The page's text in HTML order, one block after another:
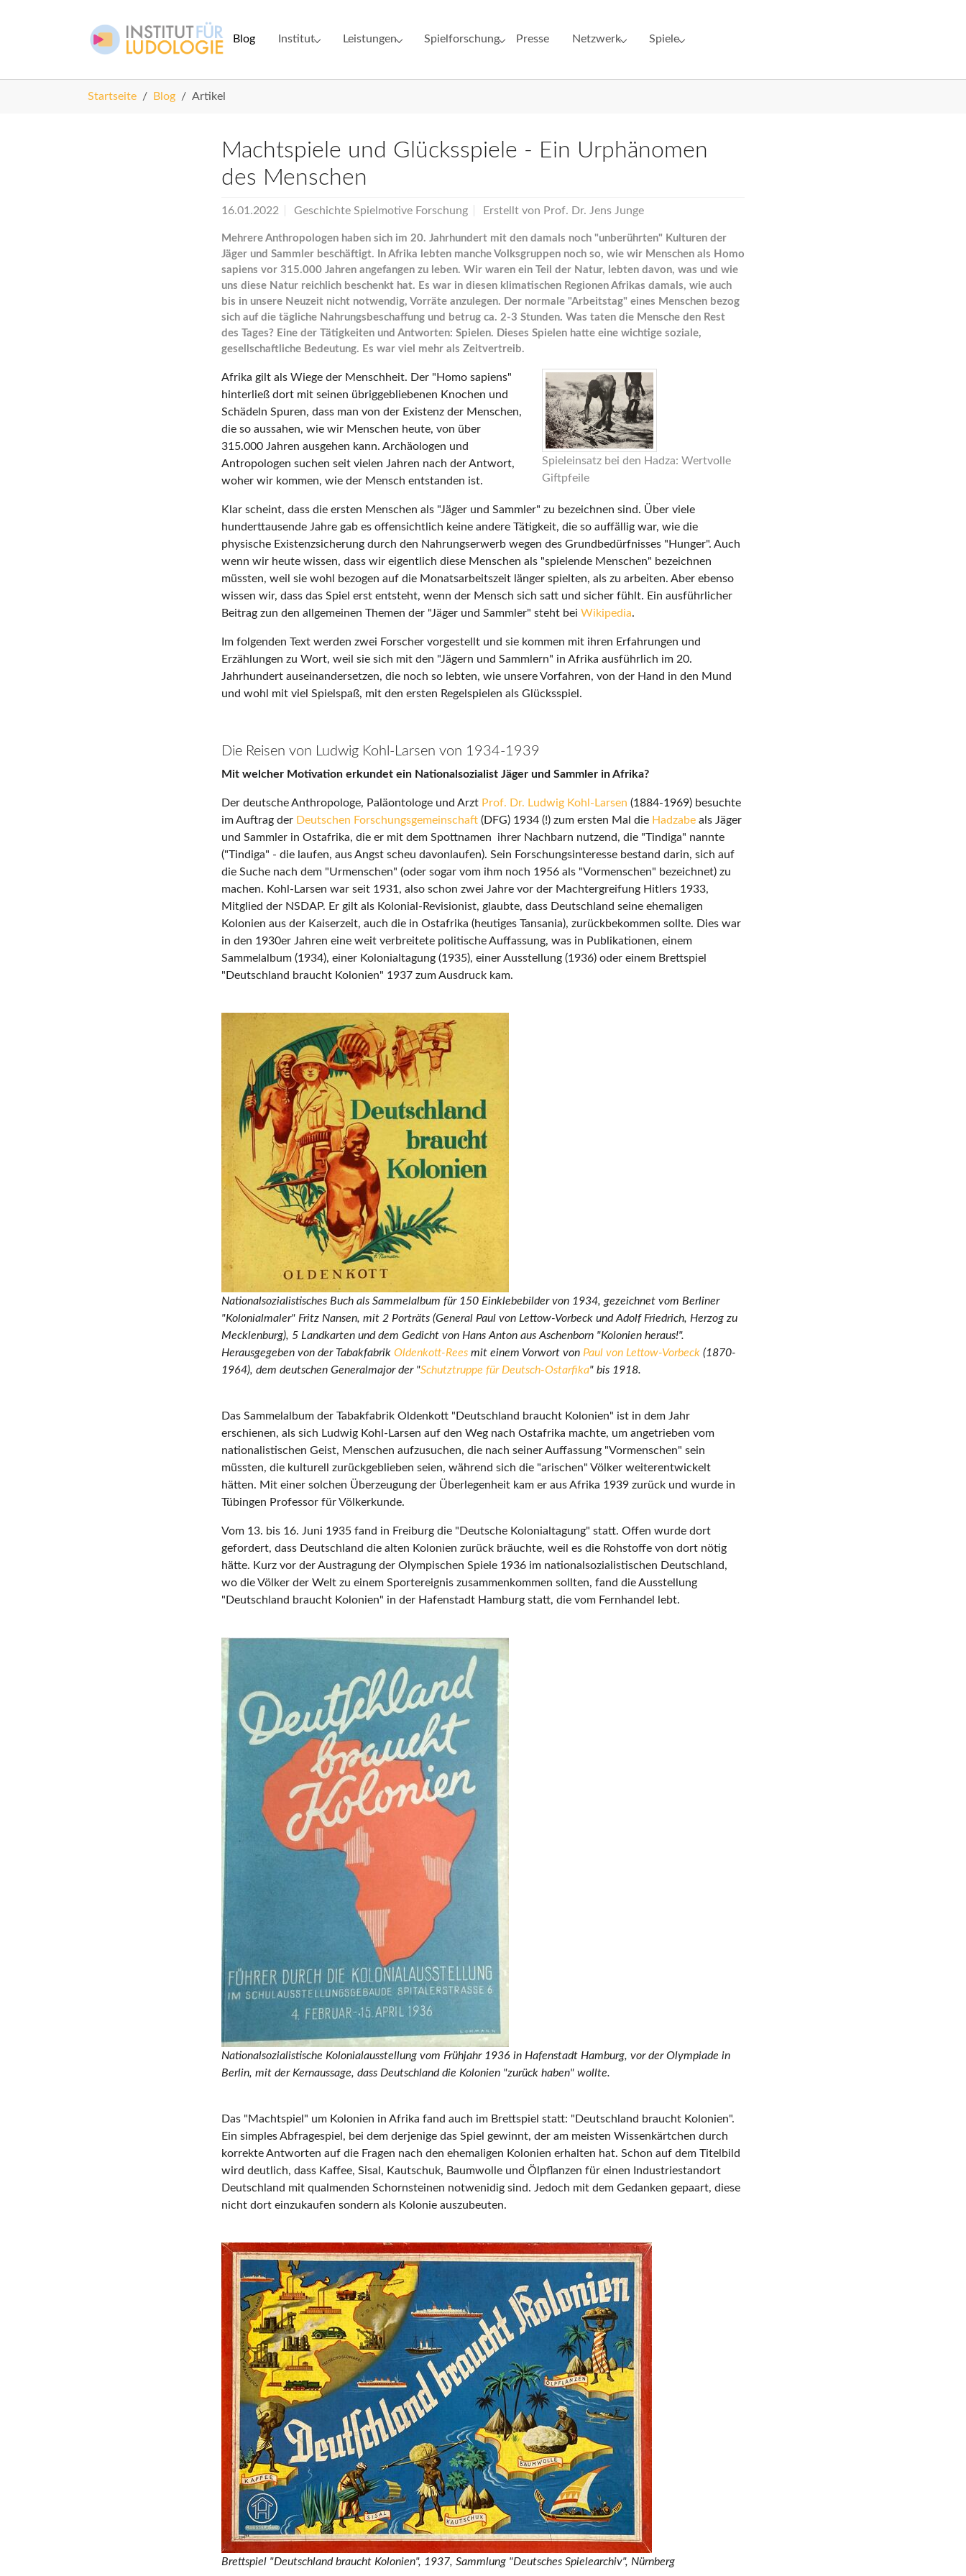
Blog Institut
Submenu for "Institut"
Leistungen
Submenu for "Leistungen"
Spielforschung
Submenu for "Spielforschung"
Presse Netzwerk
Submenu for "Netzwerk"
Spiele
Submenu for "Spiele"
Startseite
Blog Artikel
Machtspiele und Glücksspiele - Ein Urphänomen
des Menschen
16.01.2022 Geschichte Spielmotive Forschung Erstellt von Prof. Dr. Jens Junge
Mehrere Anthropologen haben sich im 20. Jahrhundert mit den damals noch "unberührten" Kulturen der
Jäger und Sammler beschäftigt. In Afrika lebten manche Volksgruppen noch so, wie wir Menschen als Homo
sapiens vor 315.000 Jahren angefangen zu leben. Wir waren ein Teil der Natur, lebten davon, was und wie
uns diese Natur reichlich beschenkt hat. Es war in diesen klimatischen Regionen Afrikas damals, wie auch
bis in unsere Neuzeit nicht notwendig, Vorräte anzulegen. Der normale "Arbeitstag" eines Menschen bezog
sich auf die tägliche Nahrungsbeschaffung und betrug ca. 2-3 Stunden. Was taten die Mensche den Rest
des Tages? Eine der Tätigkeiten und Antworten: Spielen. Dieses Spielen hatte eine wichtige soziale,
gesellschaftliche Bedeutung. Es war viel mehr als Zeitvertreib.
Spieleinsatz bei den Hadza: Wertvolle
Giftpfeile
Afrika gilt als Wiege der Menschheit. Der "Homo sapiens"
hinterließ dort mit seinen übriggebliebenen Knochen und
Schädeln Spuren, dass man von der Existenz der Menschen,
die so aussahen, wie wir Menschen heute, von über
315.000 Jahren ausgehen kann. Archäologen und
Antropologen suchen seit vielen Jahren nach der Antwort,
woher wir kommen, wie der Mensch entstanden ist.
Klar scheint, dass die ersten Menschen als "Jäger und Sammler" zu bezeichnen sind. Über viele
hunderttausende Jahre gab es offensichtlich keine andere Tätigkeit, die so auffällig war, wie die
physische Existenzsicherung durch den Nahrungserwerb wegen des Grundbedürfnisses "Hunger". Auch
wenn wir heute wissen, dass wir eigentlich diese Menschen als "spielende Menschen" bezeichnen
müssten, weil sie wohl bezogen auf die Monatsarbeitszeit länger spielten, als zu arbeiten. Aber ebenso
wissen wir, dass das Spiel erst entsteht, wenn der Mensch sich satt und sicher fühlt. Ein ausführlicher
Beitrag zun den allgemeinen Themen der "Jäger und Sammler" steht bei Wikipedia.
Im folgenden Text werden zwei Forscher vorgestellt und sie kommen mit ihren Erfahrungen und
Erzählungen zu Wort, weil sie sich mit den "Jägern und Sammlern" in Afrika ausführlich im 20.
Jahrhundert auseinandersetzen, die noch so lebten, wie unsere Vorfahren, von der Hand in den Mund
und wohl mit viel Spielspaß, mit den ersten Regelspielen als Glücksspiel.
Die Reisen von Ludwig Kohl-Larsen von 1934-1939
Mit welcher Motivation erkundet ein Nationalsozialist Jäger und Sammler in Afrika?
Der deutsche Anthropologe, Paläontologe und Arzt Prof. Dr. Ludwig Kohl-Larsen (1884-1969) besuchte
im Auftrag der Deutschen Forschungsgemeinschaft (DFG) 1934 (!) zum ersten Mal die Hadzabe als Jäger
und Sammler in Ostafrika, die er mit dem Spottnamen ihrer Nachbarn nutzend, die "Tindiga" nannte
("Tindiga" - die laufen, aus Angst scheu davonlaufen). Sein Forschungsinteresse bestand darin, sich auf
die Suche nach dem "Urmenschen" (oder sogar vom ihm noch 1956 als "Vormenschen" bezeichnet) zu
machen. Kohl-Larsen war seit 1931, also schon zwei Jahre vor der Machtergreifung Hitlers 1933,
Mitglied der NSDAP. Er gilt als Kolonial-Revisionist, glaubte, dass Deutschland seine ehemaligen
Kolonien aus der Kaiserzeit, auch die in Ostafrika (heutiges Tansania), zurückbekommen sollte. Dies war
in den 1930er Jahren eine weit verbreitete politische Auffassung, was in Publikationen, einem
Sammelalbum (1934), einer Kolonialtagung (1935), einer Ausstellung (1936) oder einem Brettspiel
"Deutschland braucht Kolonien" 1937 zum Ausdruck kam.
Nationalsozialistisches Buch als Sammelalbum für 150 Einklebebilder von 1934, gezeichnet vom Berliner
"Kolonialmaler" Fritz Nansen, mit 2 Porträts (General Paul von Lettow-Vorbeck und Adolf Friedrich, Herzog zu
Mecklenburg), 5 Landkarten und dem Gedicht von Hans Anton aus Aschenborn "Kolonien heraus!".
Herausgegeben von der Tabakfabrik Oldenkott-Rees mit einem Vorwort von Paul von Lettow-Vorbeck (1870-
1964), dem deutschen Generalmajor der "Schutztruppe für Deutsch-Ostarfika" bis 1918.
Das Sammelalbum der Tabakfabrik Oldenkott "Deutschland braucht Kolonien" ist in dem Jahr
erschienen, als sich Ludwig Kohl-Larsen auf den Weg nach Ostafrika machte, um angetrieben vom
nationalistischen Geist, Menschen aufzusuchen, die nach seiner Auffassung "Vormenschen" sein
müssten, die kulturell zurückgeblieben seien, während sich die "arischen" Völker weiterentwickelt
hätten. Mit einer solchen Überzeugung der Überlegenheit kam er aus Afrika 1939 zurück und wurde in
Tübingen Professor für Völkerkunde.
Vom 13. bis 16. Juni 1935 fand in Freiburg die "Deutsche Kolonialtagung" statt. Offen wurde dort
gefordert, dass Deutschland die alten Kolonien zurück bräuchte, weil es die Rohstoffe von dort nötig
hätte. Kurz vor der Austragung der Olympischen Spiele 1936 im nationalsozialistischen Deutschland,
wo die Völker der Welt zu einem Sportereignis zusammenkommen sollten, fand die Ausstellung
"Deutschland braucht Kolonien" in der Hafenstadt Hamburg statt, die vom Fernhandel lebt.
Nationalsozialistische Kolonialausstellung vom Frühjahr 1936 in Hafenstadt Hamburg, vor der Olympiade in
Berlin, mit der Kernaussage, dass Deutschland die Kolonien "zurück haben" wollte.
Das "Machtspiel" um Kolonien in Afrika fand auch im Brettspiel statt: "Deutschland braucht Kolonien".
Ein simples Abfragespiel, bei dem derjenige das Spiel gewinnt, der am meisten Wissenkärtchen durch
korrekte Antworten auf die Fragen nach den ehemaligen Kolonien erhalten hat. Schon auf dem Titelbild
wird deutlich, dass Kaffee, Sisal, Kautschuk, Baumwolle und Ölpflanzen für einen Industriestandort
Deutschland mit qualmenden Schornsteinen notwenidig sind. Jedoch mit dem Gedanken gepaart, diese
nicht dort einzukaufen sondern als Kolonie auszubeuten.
Brettspiel "Deutschland braucht Kolonien", 1937, Sammlung "Deutsches Spielearchiv", Nürnberg